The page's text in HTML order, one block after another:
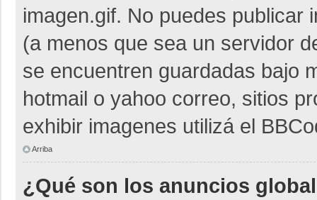
imagen.gif. No puedes publicar
(a menos que sea un servidor
se encuentren guardadas bajo
hotmail o yahoo correo, sitios
exhibir imagenes utilizá el
Arriba
¿Qué son los anuncios